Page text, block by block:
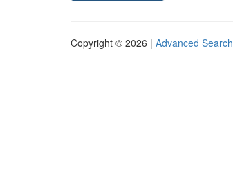
Copyright © 2026 | Advanced Search